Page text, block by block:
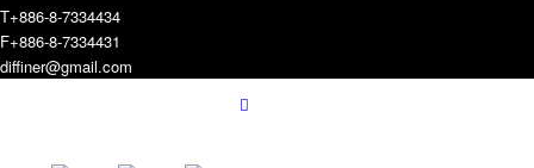
Menu
T+886-8-7334434
F+886-8-7334431
diffiner@gmail.com